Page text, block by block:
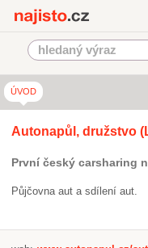
ÚVOD
Autonapůl, družstvo
První český carsharing
Půjčovna aut a sdílení aut.